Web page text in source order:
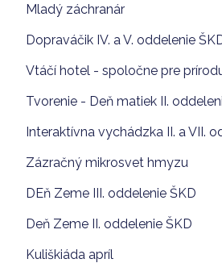
Mladý záchranár
Dopraváčik IV. a V. oddelenie
Vtáčí hotel - spoločne pre
Tvorenie - Deň matiek II.
Interaktívna vychádzka II. a VII.
Zázračný mikrosvet hmyzu
DEň Zeme III. oddelenie ŠKD
Deň Zeme II. oddelenie ŠKD
Kuliškiáda apríl